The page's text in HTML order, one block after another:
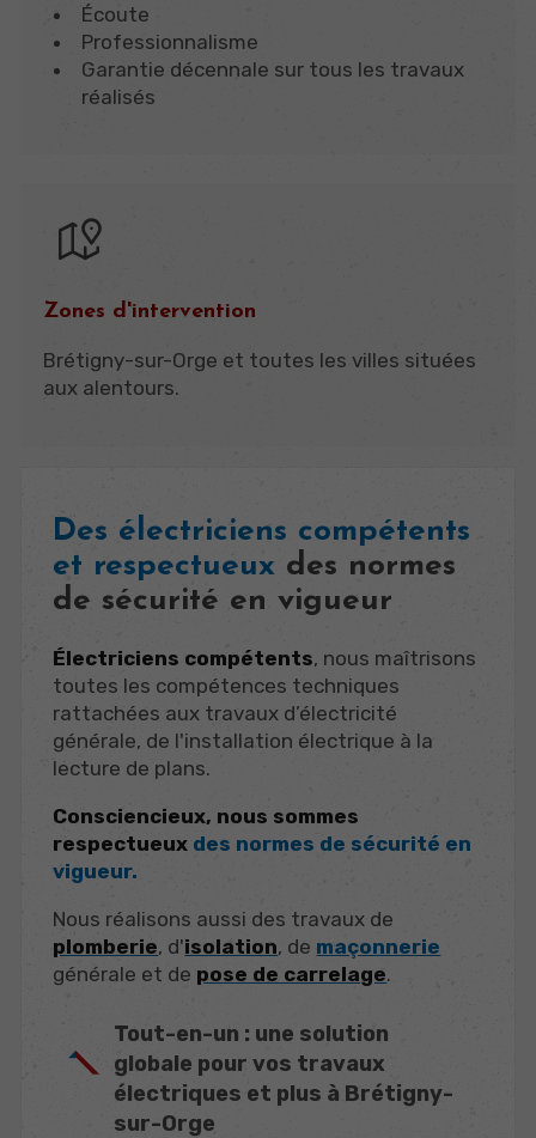
Écoute
Professionnalisme
Garantie décennale sur tous les travaux
réalisés
Zones d'intervention
Brétigny-sur-Orge et toutes les villes situées
aux alentours.
Des électriciens compétents
et respectueux des normes
de sécurité en vigueur
Électriciens compétents, nous maîtrisons
toutes les compétences techniques
rattachées aux travaux d’électricité
générale, de l'installation électrique à la
lecture de plans.
Consciencieux, nous sommes
respectueux des normes de sécurité en
vigueur.
Nous réalisons aussi des travaux de
plomberie, d'isolation, de maçonnerie
générale et de pose de carrelage.
Tout-en-un : une solution
globale pour vos travaux
électriques et plus à Brétigny-
sur-Orge